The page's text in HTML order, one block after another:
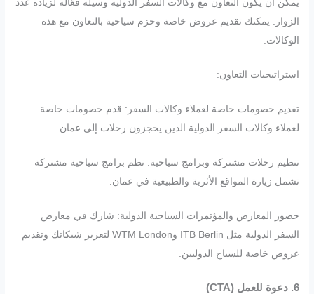
يمكن أن يكون التعاون مع وكالات السفر الدولية وسيلة فعّالة لزيادة عدد
الزوار. يمكنك تقديم عروض خاصة وحزم سياحية بالتعاون مع هذه
الوكالات.
استراتيجيات التعاون:
تقديم خصومات خاصة لعملاء وكالات السفر: قدم خصومات خاصة
لعملاء وكالات السفر الدولية الذين يحجزون رحلات إلى عمان.
تنظيم رحلات مشتركة وبرامج سياحية: نظم برامج سياحية مشتركة
تشمل زيارة المواقع الأثرية والطبيعية في عمان.
حضور المعارض والمؤتمرات السياحية الدولية: شارك في معارض
السفر الدولية مثل ITB Berlin وWTM London لتعزيز شبكاتك وتقديم
عروض خاصة للسياح الدوليين.
6. دعوة للعمل (CTA)